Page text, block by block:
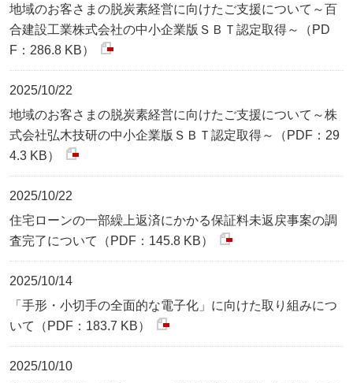
地域のお客さまの脱炭素経営に向けたご支援について～百
合建設工業株式会社の中小企業版ＳＢＴ認定取得～（PD
F：286.8 KB）
2025/10/22
地域のお客さまの脱炭素経営に向けたご支援について～株
式会社弘木技研の中小企業版ＳＢＴ認定取得～（PDF：29
4.3 KB）
2025/10/22
住宅ローンの一部繰上返済にかかる保証料未返戻事案の調
査完了について（PDF：145.8 KB）
2025/10/14
「手形・小切手の全面的な電子化」に向けた取り組みにつ
いて（PDF：183.7 KB）
2025/10/10